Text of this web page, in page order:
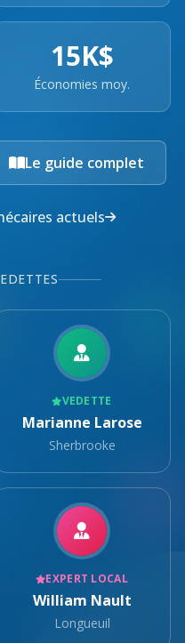
15K$
Économies moy.
Le guide complet
actuels
VEDETTE
Marianne Larose
Sherbrooke
EXPERT LOCAL
William Nault
Longueuil